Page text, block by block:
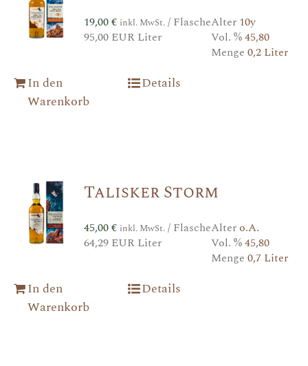
19,00€ inkl. MwSt./ Flasche
95,00 EUR Liter
Alter 10y
Vol. %45,80
Menge 0,2 Liter
In den
Warenkorb
Details
Talisker Storm
45,00€ inkl. MwSt./ Flasche
64,29 EUR Liter
Altero.A.
Vol. %45,80
Menge 0,7 Liter
In den
Warenkorb
Details